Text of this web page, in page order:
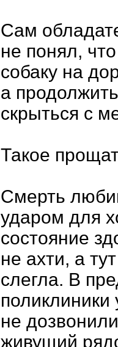
Сам
не понял,
собаку на
а
скрыться с
Такое
Смерть
ударом для
состояние
не ахти, а
слегла. В
не
живущий